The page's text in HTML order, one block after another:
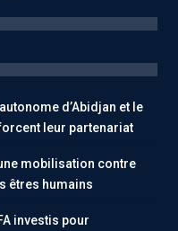
d’Abidjan et le
leur partenariat
mobilisation contre
êtres humains
investis pour